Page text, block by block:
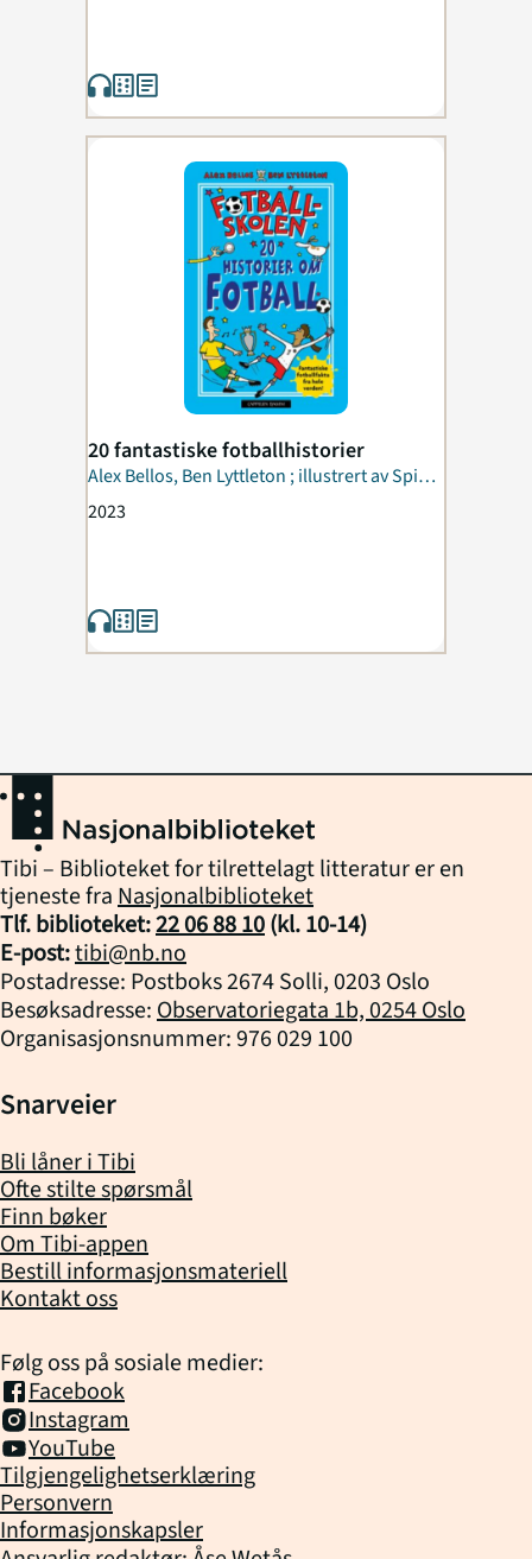
20 fantastiske fotballhistorier
Alex Bellos, Ben Lyttleton ; illustrert av Spike
Gerell
2023
Tibi – Biblioteket for tilrettelagt litteratur er en
tjeneste fraNasjonalbiblioteket
Tlf. biblioteket:22 06 88 10(kl.10-14)
E-post:tibi@nb.no
Postadresse: Postboks 2674 Solli, 0203 Oslo
Besøksadresse:Observatoriegata 1b, 0254 Oslo
Organisasjonsnummer: 976 029 100
Snarveier
Bli låner i Tibi
Ofte stilte spørsmål
Finn bøker
Om Tibi-appen
Bestill informasjonsmateriell
Kontakt oss
Følg oss på sosiale medier:
Facebook
Instagram
YouTube
Tilgjengelighetserklæring
Personvern
Informasjonskapsler